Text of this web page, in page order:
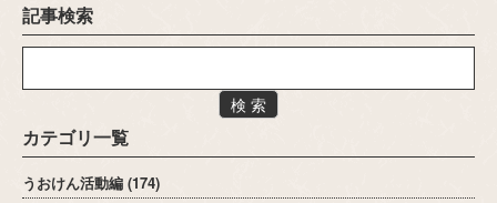
記事検索
検 索
カテゴリ一覧
うおけん活動編 (174)